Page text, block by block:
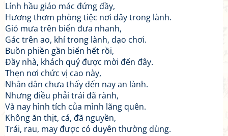
Lính hầu giáo mác đứng đầy,
Hương thơm phòng tiệc nơi đây trong lành.
Gió mưa trên biển đưa nhanh,
Gác trên ao, khí trong lành, dạo chơi.
Buồn phiền gần biến hết rồi,
Đầy nhà, khách quý được mời đến đây.
Thẹn nơi chức vị cao này,
Nhân dân chưa thấy đến nay an lành.
Nhưng điều phải trái đã rành,
Và nay hình tích của mình lãng quên.
Không ăn thịt, cá, đã nguyền,
Trái, rau, may được có duyên thường dùng.